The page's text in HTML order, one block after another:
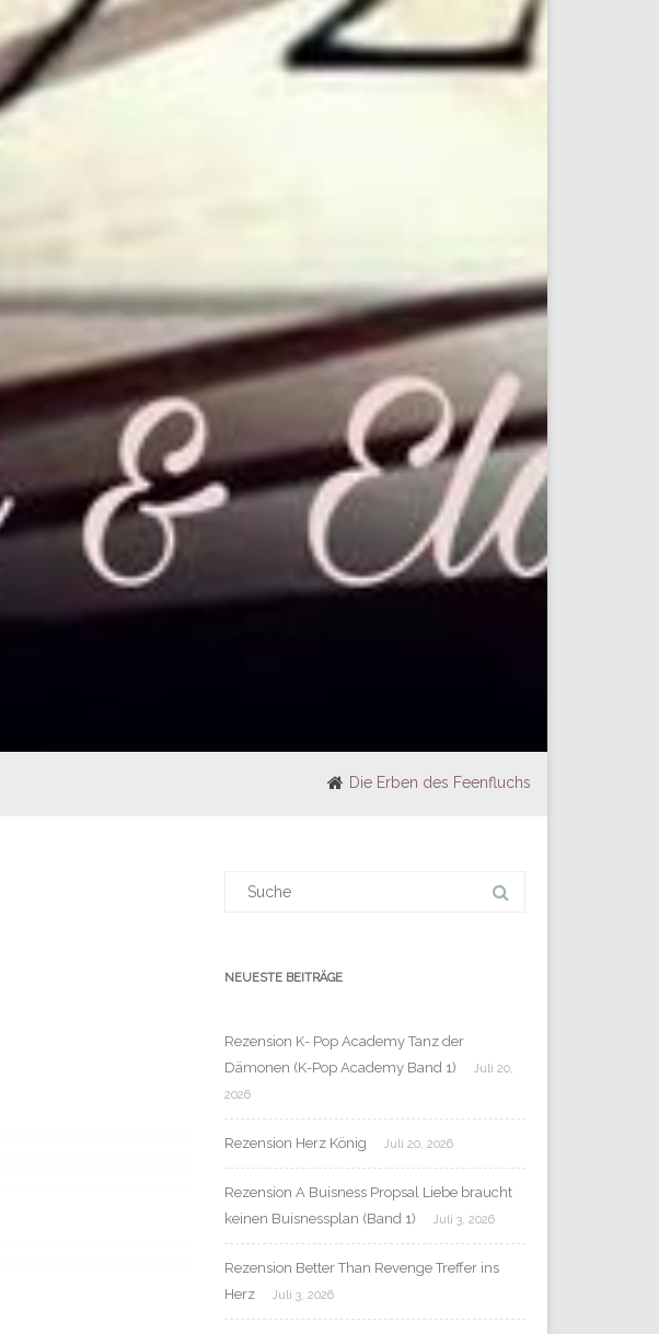
Die Erben des Feenfluchs
NEUESTE BEITRÄGE
Rezension K- Pop Academy Tanz der
Dämonen (K-Pop Academy Band 1)
Juli 20,
2026
Rezension Herz König Juli 20, 2026
Rezension A Buisness Propsal Liebe braucht
keinen Buisnessplan (Band 1)
Juli 3, 2026
Rezension Better Than Revenge Treffer ins
Herz
Juli 3, 2026